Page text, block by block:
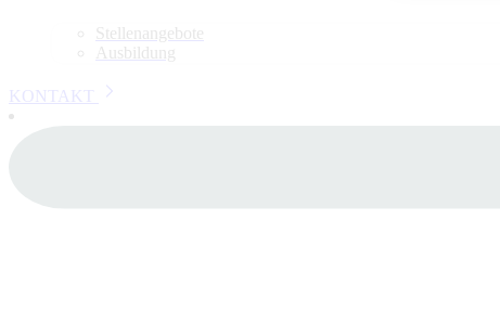
Stellenangebote
Ausbildung
KONTAKT